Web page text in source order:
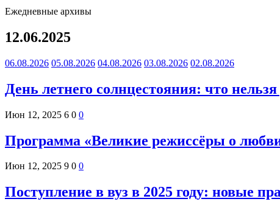
Ежедневные архивы
12.06.2025
06.08.2026 05.08.2026 04.08.2026 03.08.2026 02.08.2026
День летнего солнцестояния: что
Июн 12, 2025 6 0 0
Программа «Великие режиссёры о
Июн 12, 2025 9 0 0
Поступление в вуз в 2025 году: новые